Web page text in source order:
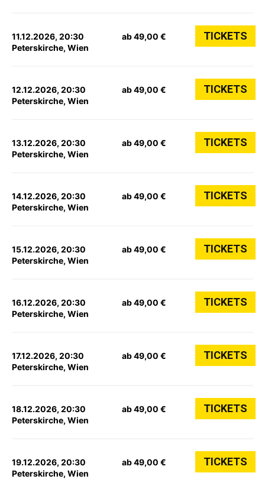
11.12.2026, 20:30
Peterskirche, Wien
ab 49,00 € TICKETS
12.12.2026, 20:30
Peterskirche, Wien
ab 49,00 € TICKETS
13.12.2026, 20:30
Peterskirche, Wien
ab 49,00 € TICKETS
14.12.2026, 20:30
Peterskirche, Wien
ab 49,00 € TICKETS
15.12.2026, 20:30
Peterskirche, Wien
ab 49,00 € TICKETS
16.12.2026, 20:30
Peterskirche, Wien
ab 49,00 € TICKETS
17.12.2026, 20:30
Peterskirche, Wien
ab 49,00 € TICKETS
18.12.2026, 20:30
Peterskirche, Wien
ab 49,00 € TICKETS
19.12.2026, 20:30
Peterskirche, Wien
ab 49,00 € TICKETS